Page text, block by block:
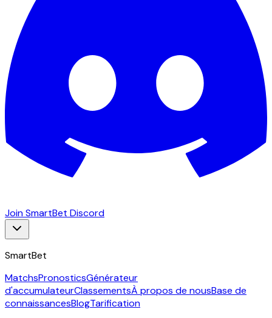
Join SmartBet Discord
SmartBet
MatchsPronosticsGénérateur
d'accumulateurClassementsÀ propos de nousBase de
connaissancesBlogTarification